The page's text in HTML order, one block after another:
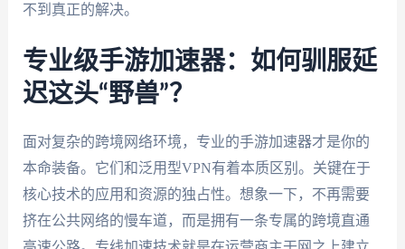
不到真正的解决。
专业级手游加速器：如何驯服延
迟这头“野兽”？
面对复杂的跨境网络环境，专业的手游加速器才是你的
本命装备。它们和泛用型VPN有着本质区别。关键在于
核心技术的应用和资源的独占性。想象一下，不再需要
挤在公共网络的慢车道，而是拥有一条专属的跨境直通